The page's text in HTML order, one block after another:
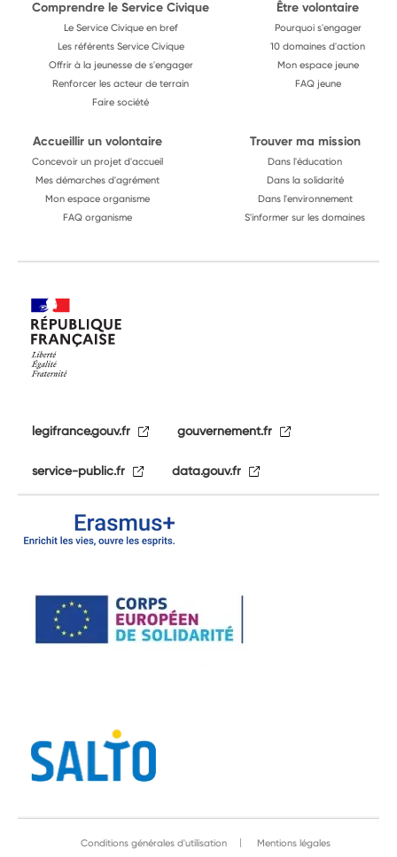
Comprendre le Service Civique
Le Service Civique en bref
Les référents Service Civique
Offrir à la jeunesse de s'engager
Renforcer les acteur de terrain
Faire société
Être volontaire
Pourquoi s'engager
10 domaines d'action
Mon espace jeune
FAQ jeune
Accueillir un volontaire
Concevoir un projet d'accueil
Mes démarches d'agrément
Mon espace organisme
FAQ organisme
Trouver ma mission
Dans l'éducation
Dans la solidarité
Dans l'environnement
S'informer sur les domaines
legifrance.gouv.fr gouvernement.fr
service-public.fr data.gouv.fr
Conditions générales d'utilisation
Mentions légales